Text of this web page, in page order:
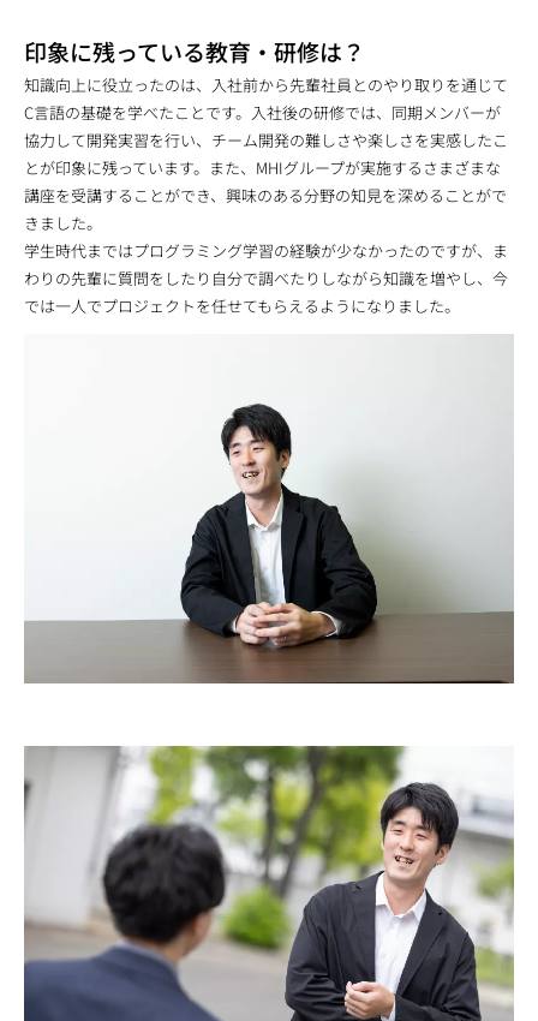
印象に残っている教育・研修は？
知識向上に役立ったのは、入社前から先輩社員とのやり取りを通じて
C言語の基礎を学べたことです。入社後の研修では、同期メンバーが
協力して開発実習を行い、チーム開発の難しさや楽しさを実感したこ
とが印象に残っています。また、MHIグループが実施するさまざまな
講座を受講することができ、興味のある分野の知見を深めることがで
きました。
学生時代まではプログラミング学習の経験が少なかったのですが、ま
わりの先輩に質問をしたり自分で調べたりしながら知識を増やし、今
では一人でプロジェクトを任せてもらえるようになりました。